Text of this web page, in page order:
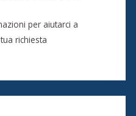
per aiutarci a
richiesta